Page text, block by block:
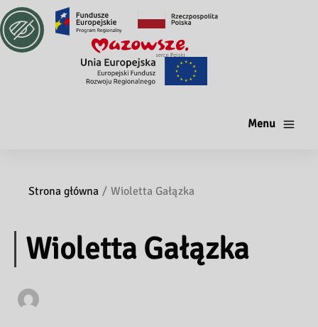
Menu
Strona główna Wioletta Gałązka
Wioletta Gałązka